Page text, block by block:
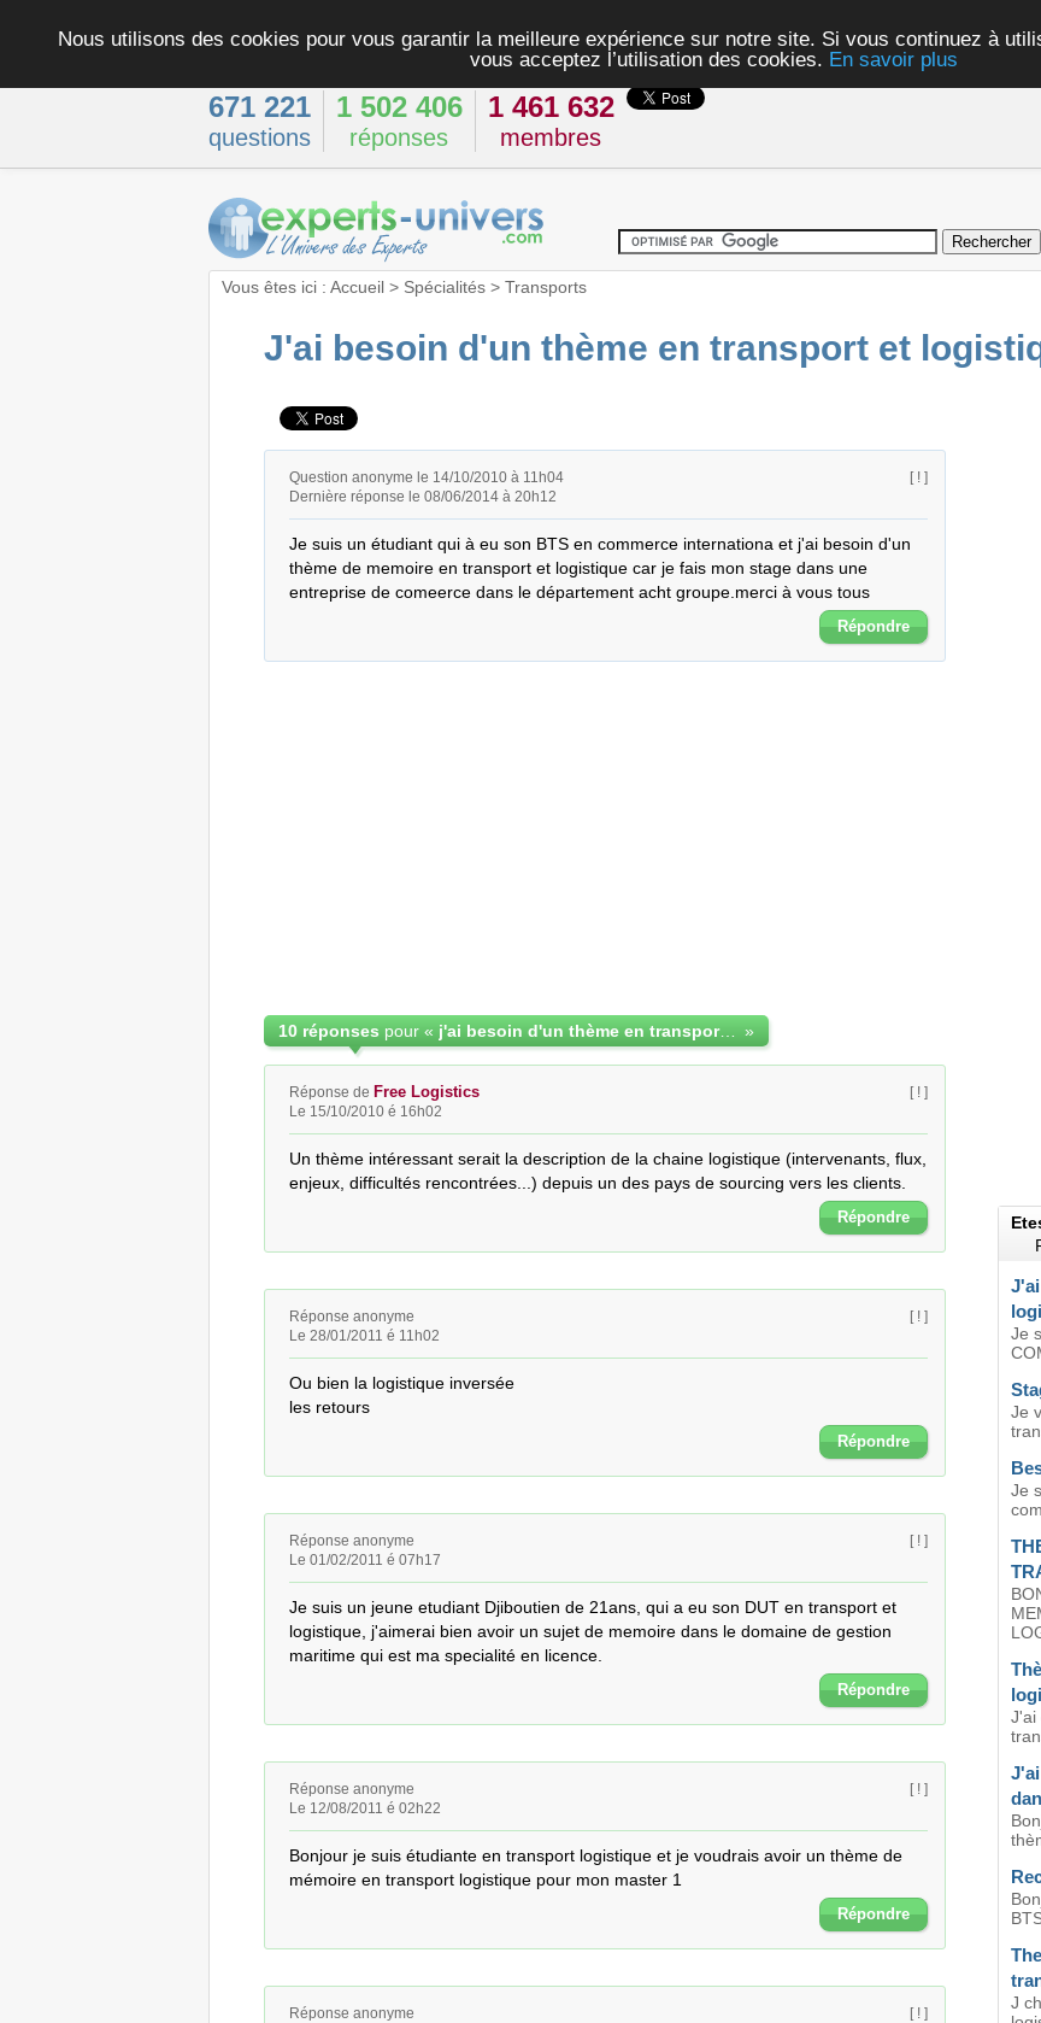
Nous utilisons des cookies pour vous garantir la meilleure expérience sur notre site. Si vous continuez à
vous acceptez l’utilisation des cookies. En savoir plus
671 221
questions
1 502 406
réponses
1 461 632
membres
Vous êtes ici : Accueil> Spécialités> Transports
J'ai besoin d'un thème en transport et
Question anonyme le 14/10/2010 à 11h04
Dernière réponse le 08/06/2014 à 20h12
[ ! ]
Je suis un étudiant qui à eu son BTS en commerce internationa et j'ai besoin d'un
thème de memoire en transport et logistique car je fais mon stage dans une
entreprise de comeerce dans le département acht groupe.merci à vous tous
Répondre
10 réponses pour « j'ai besoin d'un thème en transport et logistique »
Réponse de Free Logistics
Le 15/10/2010 é 16h02
[ ! ]
Un thème intéressant serait la description de la chaine logistique (intervenants, flux,
enjeux, difficultés rencontrées...) depuis un des pays de sourcing vers les clients.
Répondre
Réponse anonyme
Le 28/01/2011 é 11h02
[ ! ]
Ou bien la logistique inversée
les retours
Répondre
Réponse anonyme
Le 01/02/2011 é 07h17
[ ! ]
Je suis un jeune etudiant Djiboutien de 21ans, qui a eu son DUT en transport et
logistique, j'aimerai bien avoir un sujet de memoire dans le domaine de gestion
maritime qui est ma specialité en licence.
Répondre
Réponse anonyme
Le 12/08/2011 é 02h22
[ ! ]
Bonjour je suis étudiante en transport logistique et je voudrais avoir un thème de
mémoire en transport logistique pour mon master 1
Répondre
Réponse anonyme
[ ! ]
Je
Je
Je
J'ai
J